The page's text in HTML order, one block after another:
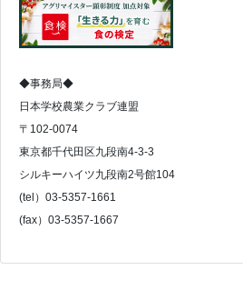
◆事務局◆
日本学校農業クラブ連盟
〒102-0074
東京都千代田区九段南4-3-3
シルキーハイツ九段南2号館104
(tel）03-5357-1661
(fax）03-5357-1667